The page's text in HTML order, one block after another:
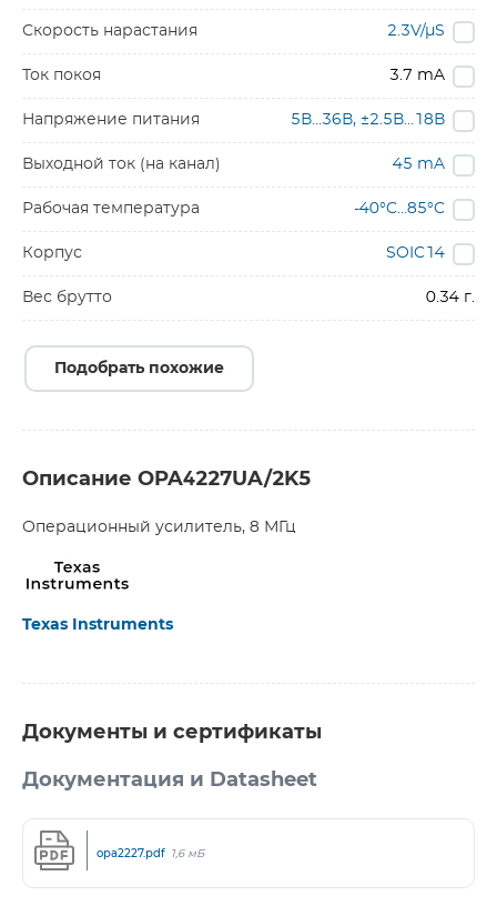
Скорость нарастания 2.3V/µS
Ток покоя 3.7 mA
Напряжение питания 5В…36В, ±2.5В…18В
Выходной ток (на канал) 45 mA
Рабочая температура -40°C…85°C
Корпус SOIC14
Вес брутто 0.34 г.
Подобрать похожие
Описание OPA4227UA/2K5
Операционный усилитель, 8 МГц
Texas Instruments
Документы и сертификаты
Документация и Datasheet
opa2227.pdf 1,6 мБ